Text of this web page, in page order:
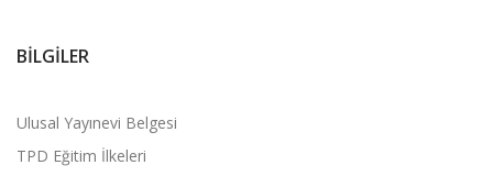
BILGILER
Ulusal Yayınevi Belgesi
TPD Eğitim İlkeleri